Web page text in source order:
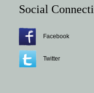
Social
Facebook
Twitter